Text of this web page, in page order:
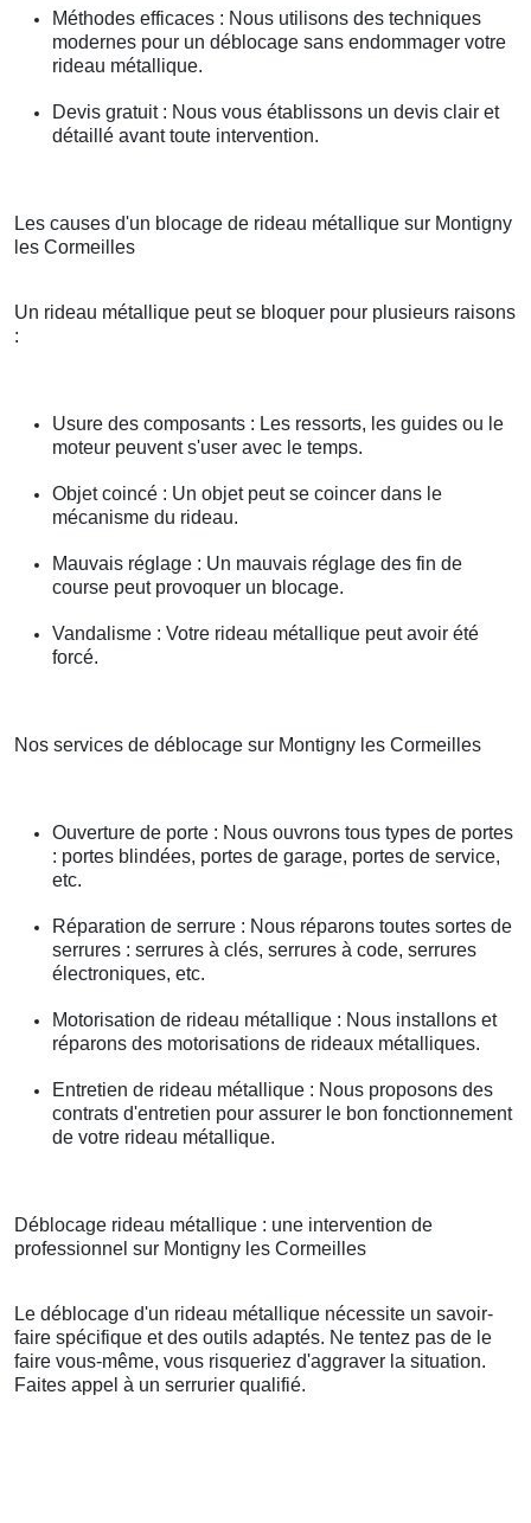
Méthodes efficaces : Nous utilisons des techniques
modernes pour un déblocage sans endommager votre
rideau métallique.
Devis gratuit : Nous vous établissons un devis clair et
détaillé avant toute intervention.
Les causes d'un blocage de rideau métallique sur Montigny
les Cormeilles
Un rideau métallique peut se bloquer pour plusieurs raisons
:
Usure des composants : Les ressorts, les guides ou le
moteur peuvent s'user avec le temps.
Objet coincé : Un objet peut se coincer dans le
mécanisme du rideau.
Mauvais réglage : Un mauvais réglage des fin de
course peut provoquer un blocage.
Vandalisme : Votre rideau métallique peut avoir été
forcé.
Nos services de déblocage sur Montigny les Cormeilles
Ouverture de porte : Nous ouvrons tous types de portes
: portes blindées, portes de garage, portes de service,
etc.
Réparation de serrure : Nous réparons toutes sortes de
serrures : serrures à clés, serrures à code, serrures
électroniques, etc.
Motorisation de rideau métallique : Nous installons et
réparons des motorisations de rideaux métalliques.
Entretien de rideau métallique : Nous proposons des
contrats d'entretien pour assurer le bon fonctionnement
de votre rideau métallique.
Déblocage rideau métallique : une intervention de
professionnel sur Montigny les Cormeilles
Le déblocage d'un rideau métallique nécessite un savoir-
faire spécifique et des outils adaptés. Ne tentez pas de le
faire vous-même, vous risqueriez d'aggraver la situation.
Faites appel à un serrurier qualifié.